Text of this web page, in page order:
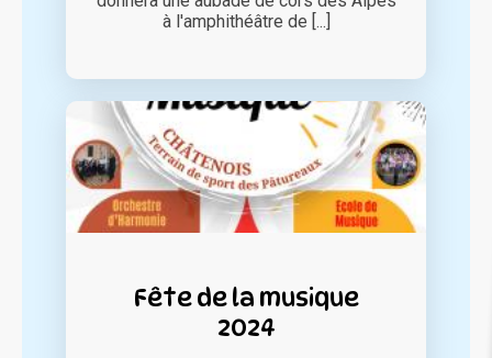
à l'amphithéâtre de [...]
Fête de la musique
2024